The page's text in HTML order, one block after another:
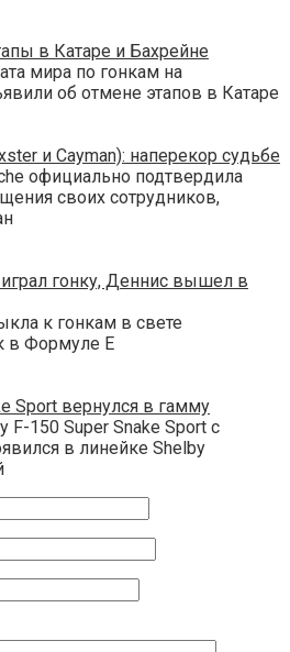
в Катаре и Бахрейне
мира по гонкам на
об отмене этапов в Катаре
и Cayman): наперекор судьбе
официально подтвердила
своих сотрудников,
гонку, Деннис вышел в
к гонкам в свете
в Формуле E
Sport вернулся в гамму
150 Super Snake Sport с
в линейке Shelby